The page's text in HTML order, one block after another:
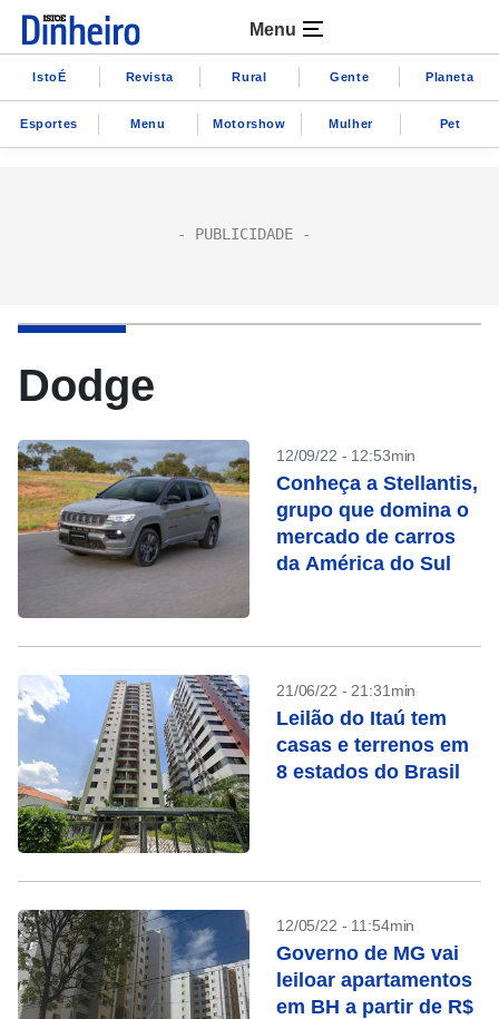
Menu
IstoÉ Revista Rural Gente Planeta
Esportes Menu Motorshow Mulher Pet
Dodge
12/09/22 - 12:53min
Conheça a Stellantis,
grupo que domina o
mercado de carros
da América do Sul
21/06/22 - 21:31min
Leilão do Itaú tem
casas e terrenos em
8 estados do Brasil
12/05/22 - 11:54min
Governo de MG vai
leiloar apartamentos
em BH a partir de R$